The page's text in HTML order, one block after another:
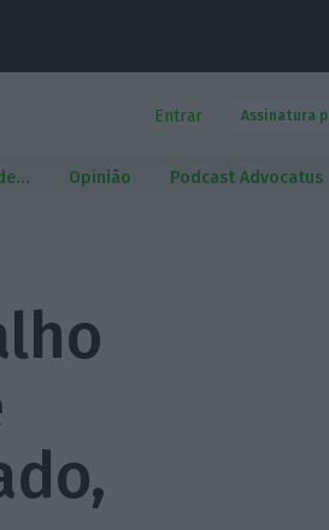
Entrar Assinatura
Opinião Podcast Advocatus